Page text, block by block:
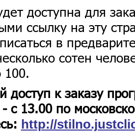
доступна для
ссылку на эту
в
сотен
100.
доступ к заказу
- с 13.00 по
http://